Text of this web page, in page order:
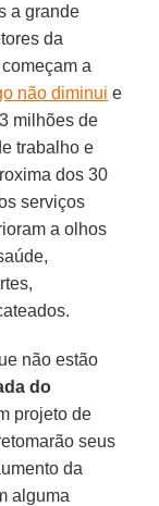
a grande
da
a
não diminui e
milhões de
trabalho e
dos 30
serviços
a olhos
não estão
do
projeto de
seus
da
alguma